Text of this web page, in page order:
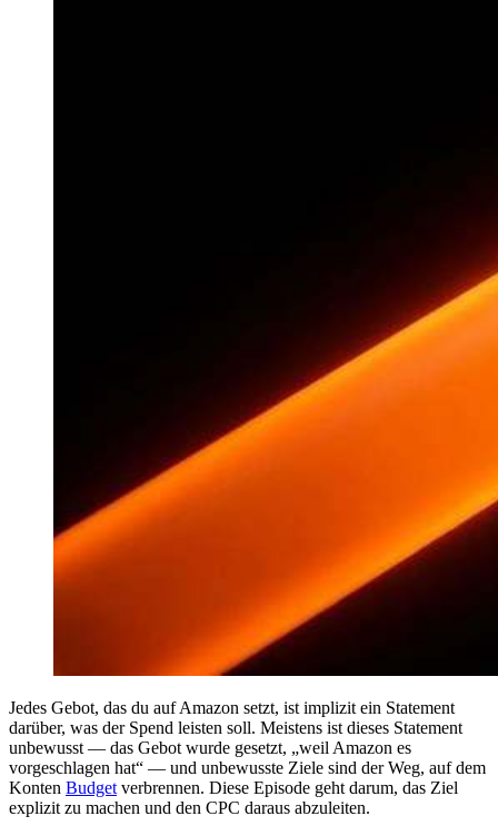
Jedes Gebot, das du auf Amazon setzt, ist implizit ein Statement
darüber, was der Spend leisten soll. Meistens ist dieses Statement
unbewusst — das Gebot wurde gesetzt, „weil Amazon es
vorgeschlagen hat“ — und unbewusste Ziele sind der Weg, auf dem
Konten Budget verbrennen. Diese Episode geht darum, das Ziel
explizit zu machen und den CPC daraus abzuleiten.